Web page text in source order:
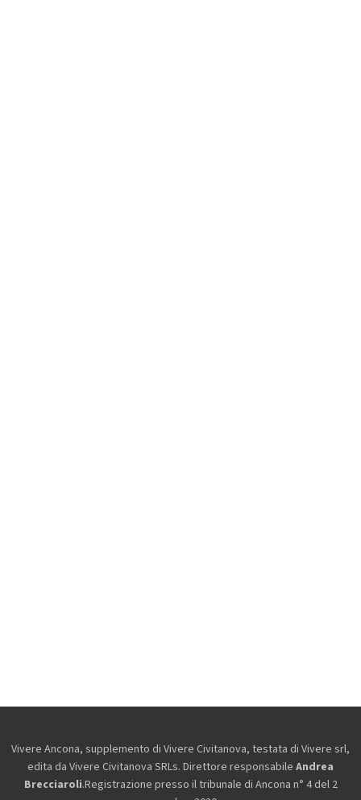
Vivere Ancona, supplemento di Vivere Civitanova, testata di Vivere srl,
edita da Vivere Civitanova SRLs. Direttore responsabile Andrea
Brecciaroli.Registrazione presso il tribunale di Ancona n° 4 del 2